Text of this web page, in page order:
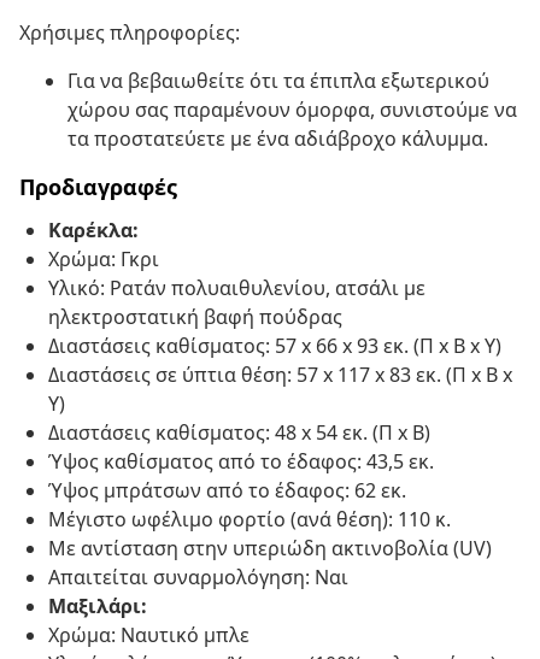
Χρήσιμες πληροφορίες:
Για να βεβαιωθείτε ότι τα έπιπλα εξωτερικού
χώρου σας παραμένουν όμορφα, συνιστούμε να
τα προστατεύετε με ένα αδιάβροχο κάλυμμα.
Προδιαγραφές
Καρέκλα:
Χρώμα: Γκρι
Υλικό: Ρατάν πολυαιθυλενίου, ατσάλι με
ηλεκτροστατική βαφή πούδρας
Διαστάσεις καθίσματος: 57 x 66 x 93 εκ. (Π x Β x Υ)
Διαστάσεις σε ύπτια θέση: 57 x 117 x 83 εκ. (Π x B x
Y)
Διαστάσεις καθίσματος: 48 x 54 εκ. (Π x Β)
Ύψος καθίσματος από το έδαφος: 43,5 εκ.
Ύψος μπράτσων από το έδαφος: 62 εκ.
Μέγιστο ωφέλιμο φορτίο (ανά θέση): 110 κ.
Με αντίσταση στην υπεριώδη ακτινοβολία (UV)
Απαιτείται συναρμολόγηση: Ναι
Μαξιλάρι:
Χρώμα: Ναυτικό μπλε